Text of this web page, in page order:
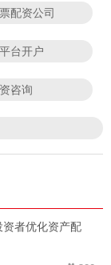
配资公司
台开户
咨询
者优化资产配